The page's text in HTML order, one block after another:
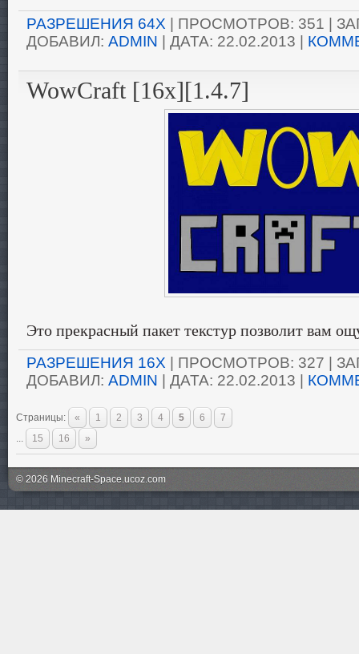
РАЗРЕШЕНИЯ 64X | ПРОСМОТРОВ: 351 |
ДОБАВИЛ: ADMIN | ДАТА: 22.02.2013
WowCraft [16x][1.4.7]
Это прекрасный пакет текстур позволит вам
РАЗРЕШЕНИЯ 16X | ПРОСМОТРОВ: 327 |
ДОБАВИЛ: ADMIN | ДАТА: 22.02.2013
Страницы: « 1 2 3 4 5 6
7
...
15 16 »
© 2026 Minecraft-Space.ucoz.com